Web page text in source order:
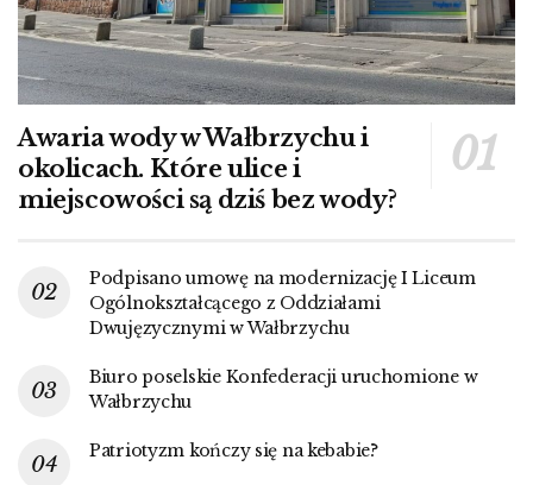
Awaria wody w Wałbrzychu i
okolicach. Które ulice i
miejscowości są dziś bez wody?
Podpisano umowę na modernizację I Liceum
Ogólnokształcącego z Oddziałami
Dwujęzycznymi w Wałbrzychu
Biuro poselskie Konfederacji uruchomione w
Wałbrzychu
Patriotyzm kończy się na kebabie?